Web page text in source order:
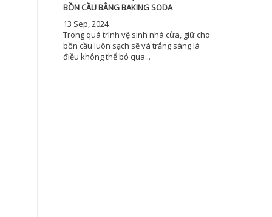
BỒN CẦU BẰNG BAKING SODA
13 Sep, 2024
Trong quá trình vệ sinh nhà cửa, giữ cho
bồn cầu luôn sạch sẽ và trắng sáng là
điều không thể bỏ qua...